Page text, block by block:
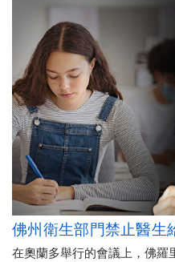
佛州衛生部門禁止醫生
在奧蘭多舉行的會議上，佛羅